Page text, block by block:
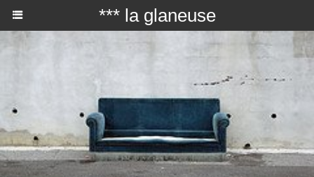
*** la glaneuse